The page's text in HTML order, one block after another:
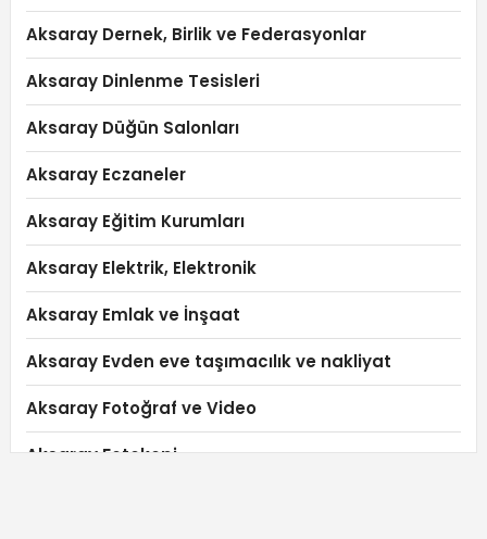
Aksaray Dernek, Birlik ve Federasyonlar
Aksaray Dinlenme Tesisleri
Aksaray Düğün Salonları
Aksaray Eczaneler
Aksaray Eğitim Kurumları
Aksaray Elektrik, Elektronik
Aksaray Emlak ve İnşaat
Aksaray Evden eve taşımacılık ve nakliyat
Aksaray Fotoğraf ve Video
Aksaray Fotokopi